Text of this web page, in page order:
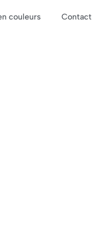
couleurs Contact